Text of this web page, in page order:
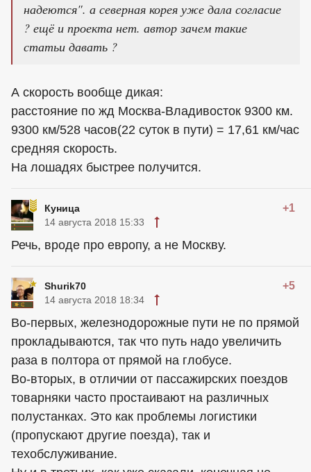
надеются". а северная корея уже дала согласие
? ещё и проекта нет. автор зачем такие
статьи давать ?
А скорость вообще дикая:
расстояние по жд Москва-Владивосток 9300 км.
9300 км/528 часов(22 суток в пути) = 17,61 км/час
средняя скорость.
На лошадях быстрее получится.
Куница +1
14 августа 2018 15:33
Речь, вроде про европу, а не Москву.
Shurik70 +5
14 августа 2018 18:34
Во-первых, железнодорожные пути не по прямой
прокладываются, так что путь надо увеличить
раза в полтора от прямой на глобусе.
Во-вторых, в отличии от пассажирских поездов
товарняки часто простаивают на различных
полустанках. Это как проблемы логистики
(пропускают другие поезда), так и
техобслуживание.